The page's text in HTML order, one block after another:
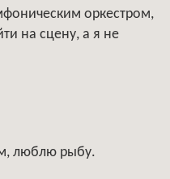
оркестром,
на сцену, а я не
люблю рыбу.